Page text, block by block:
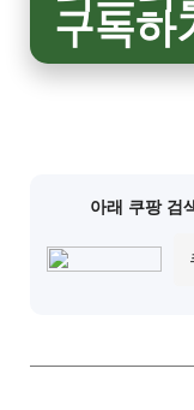
구독하
아래 쿠팡 검